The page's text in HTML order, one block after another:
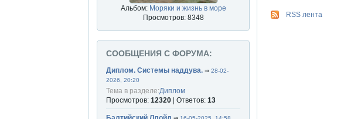
RSS лента
Альбом: Моряки и жизнь в море
Просмотров: 8348
СООБЩЕНИЯ С ФОРУМА:
Диплом. Системы наддува. ⇒ 28-02-
2026, 20:20
Тема в разделе:Диплом
Просмотров: 12320 | Ответов: 13